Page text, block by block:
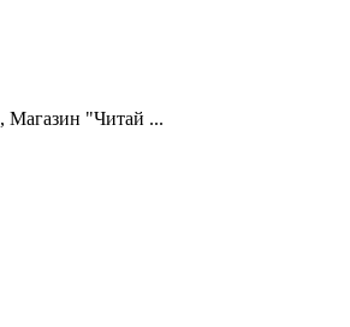
Магазин "Читай ...